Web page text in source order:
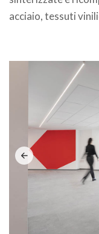
acciaio, tessuti